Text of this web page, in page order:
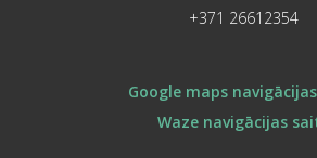
+371 26612354
Google maps
Waze navigācijas